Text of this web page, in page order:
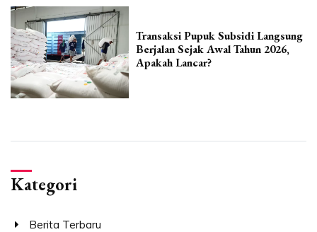
Transaksi Pupuk Subsidi Langsung
Berjalan Sejak Awal Tahun 2026,
Apakah Lancar?
Kategori
Berita Terbaru